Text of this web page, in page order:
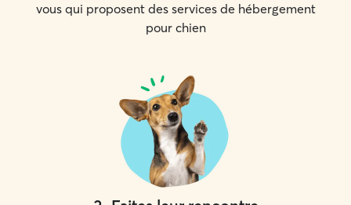
vous qui proposent des services de hébergement
pour chien